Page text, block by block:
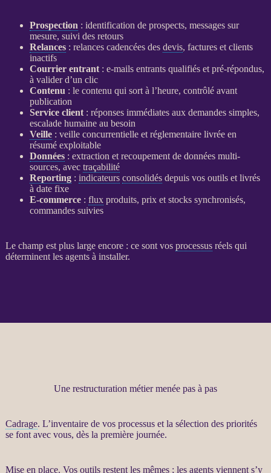
Prospection : identification de prospects, messages sur
mesure, suivi des retours
Relances: relancescadencées des devis, factures et clients
inactifs
Courrier entrant: e-mails entrants qualifiés et pré-répondus,
à valider d’un clic
Contenu : le contenu qui sort à l’heure, contrôlé avant
publication
Service client: réponses immédiates aux demandes simples,
escalade humaine au besoin
Veille: veille concurrentielleet réglementaire livrée en
résumé exploitable
Données: extraction et recoupement de donnéesmulti-
sources, avec traçabilité
Reporting: indicateurs consolidésdepuis vos outils et livrés
à date fixe
E-commerce: fluxproduits, prix et stocks synchronisés,
commandes suivies
Le champ est plus large encore : ce sont vos processusréels qui
déterminent les agentsà installer.
Une restructuration métier menée pas à pas
Cadrage. L’inventaire de vos processuset la sélection des priorités
se font avec vous, dès la première journée.
Mise en place. Vos outils restent les mêmes ; les agentsviennent s’y